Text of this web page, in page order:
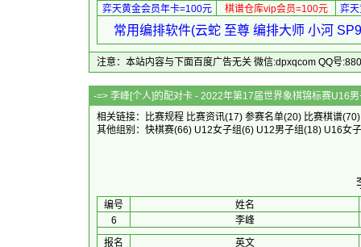
弈天黄金会员年卡=100元
棋谱仓库vip会员=100元 弈
常用编排软件(云蛇 至尊 编排大师 小河
注意：本站内容与下面百度广告无关 微信:dpxqcom QQ号
-=> 李峰[个人]的配对卡 - 2022年第
相关链接：
比赛规程 比赛资讯(17) 参赛名单(20) 比赛棋谱
其他组别： 快棋赛(66) U12女子组(6) U12男子组(18) U16女
编号
姓名
6
李峰
报名
英文